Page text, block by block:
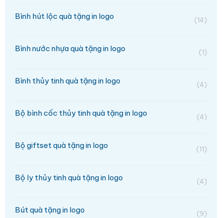
Bình hút lộc quà tặng in logo (14)
Bình nước nhựa quà tặng in logo (1)
Bình thủy tinh quà tặng in logo (4)
Bộ bình cốc thủy tinh quà tặng in logo (4)
Bộ giftset quà tặng in logo (11)
Bộ ly thủy tinh quà tặng in logo (4)
Bút quà tặng in logo (9)